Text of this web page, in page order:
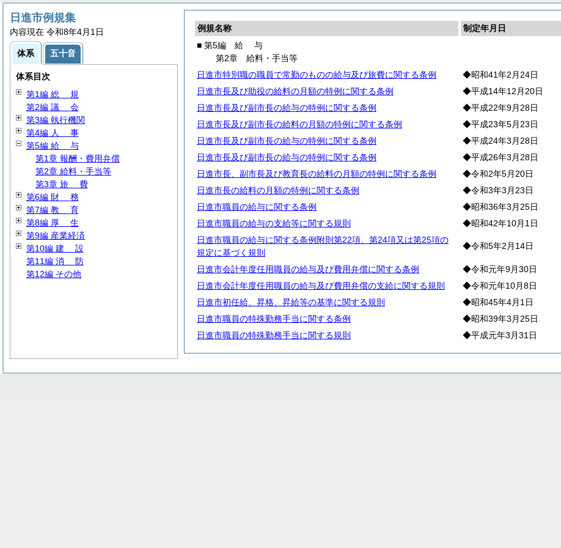
例規名称 制定年月日
■ 第5編 給 与
第2章 給料・手当等
日進市特別職の職員で常勤のものの給与及び旅費に関する条例
◆昭和41年2月24日
日進市長及び助役の給料の月額の特例に関する条例
◆平成14年12月20日
日進市長及び副市長の給与の特例に関する条例
◆平成22年9月28日
日進市長及び副市長の給料の月額の特例に関する条例
◆平成23年5月23日
日進市長及び副市長の給与の特例に関する条例
◆平成24年3月28日
日進市長及び副市長の給与の特例に関する条例
◆平成26年3月28日
日進市長、副市長及び教育長の給料の月額の特例に関する条例
◆令和2年5月20日
日進市長の給料の月額の特例に関する条例
◆令和3年3月23日
日進市職員の給与に関する条例
◆昭和36年3月25日
日進市職員の給与の支給等に関する規則
◆昭和42年10月1日
日進市職員の給与に関する条例附則第22項、第24項又は第25項の
規定に基づく規則
◆令和5年2月14日
日進市会計年度任用職員の給与及び費用弁償に関する条例 ◆令和元年9月30日
日進市会計年度任用職員の給与及び費用弁償の支給に関する規則
◆令和元年10月8日
日進市初任給、昇格、昇給等の基準に関する規則
◆昭和45年4月1日
日進市職員の特殊勤務手当に関する条例
◆昭和39年3月25日
日進市職員の特殊勤務手当に関する規則
◆平成元年3月31日
日進市例規集
内容現在 令和8年4月1日
体系 五十音
体系目次
第1編 総 規
第2編 議 会
第3編 執行機関
第4編 人 事
第5編 給 与
第1章 報酬・費用弁償
第2章 給料・手当等
第3章 旅 費
第6編 財 務
第7編 教 育
第8編 厚 生
第9編 産業経済
第10編 建 設
第11編 消 防
第12編 その他